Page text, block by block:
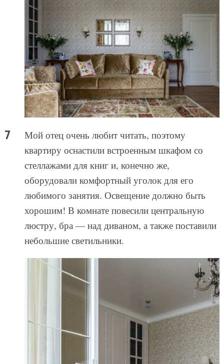
Мой отец очень любит читать, поэтому
квартиру оснастили встроенным шкафом со
стеллажами для книг и, конечно же,
оборудовали комфортный уголок для его
любимого занятия. Освещение должно быть
хорошим! В комнате повесили центральную
люстру, бра — над диваном, а также поставили
небольшие светильники.